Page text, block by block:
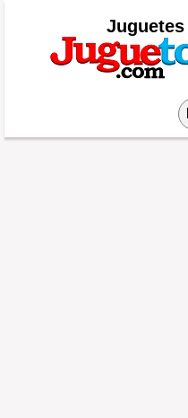
Juguetes